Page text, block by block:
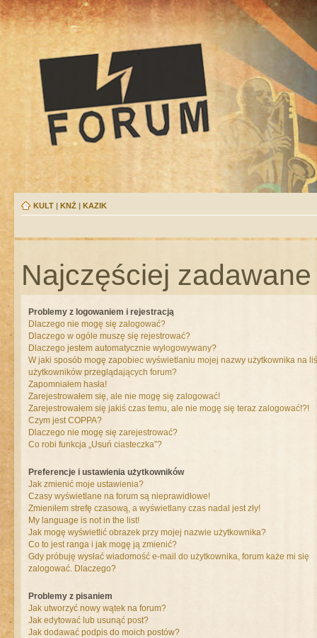
KULT | KNŻ | KAZIK
Najczęściej
Problemy z logowaniem i rejestracją
Dlaczego nie mogę się zalogować?
Dlaczego w ogóle muszę się rejestrować?
Dlaczego jestem automatycznie wylogowywany?
W jaki sposób mogę zapobiec wyświetlaniu mojej nazwy użytkownika na
użytkowników przeglądających forum?
Zapomniałem hasła!
Zarejestrowałem się, ale nie mogę się zalogować!
Zarejestrowałem się jakiś czas temu, ale nie mogę się teraz zalogować!?!
Czym jest COPPA?
Dlaczego nie mogę się zarejestrować?
Co robi funkcja „Usuń ciasteczka”?
Preferencje i ustawienia użytkowników
Jak zmienić moje ustawienia?
Czasy wyświetlane na forum są nieprawidłowe!
Zmieniłem strefę czasową, a wyświetlany czas nadal jest zły!
My language is not in the list!
Jak mogę wyświetlić obrazek przy mojej nazwie użytkownika?
Co to jest ranga i jak mogę ją zmienić?
Gdy próbuję wysłać wiadomość e-mail do użytkownika, forum każe mi się
zalogować. Dlaczego?
Problemy z pisaniem
Jak utworzyć nowy wątek na forum?
Jak edytować lub usunąć post?
Jak dodawać podpis do moich postów?